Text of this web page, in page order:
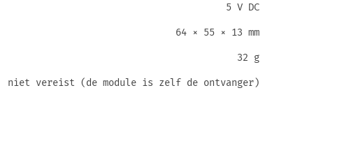
5 V DC
64 × 55 × 13 mm
32 g
niet vereist (de module is zelf de ontvanger)